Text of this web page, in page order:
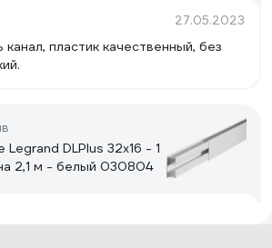
27.05.2023
пластик качественный, без
DLPlus 32x16 - 1
2,1 м - белый 030804